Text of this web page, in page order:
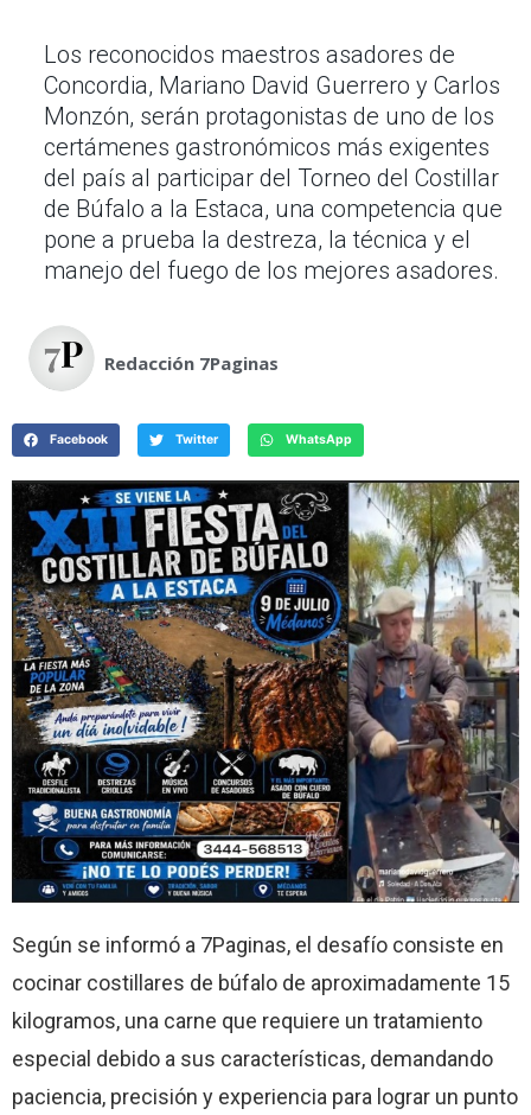
Los reconocidos maestros asadores de
Concordia, Mariano David Guerrero y Carlos
Monzón, serán protagonistas de uno de los
certámenes gastronómicos más exigentes
del país al participar del Torneo del Costillar
de Búfalo a la Estaca, una competencia que
pone a prueba la destreza, la técnica y el
manejo del fuego de los mejores asadores.
Redacción 7Paginas
Facebook Twitter WhatsApp
Según se informó a 7Paginas, el desafío consiste en
cocinar costillares de búfalo de aproximadamente 15
kilogramos, una carne que requiere un tratamiento
especial debido a sus características, demandando
paciencia, precisión y experiencia para lograr un punto